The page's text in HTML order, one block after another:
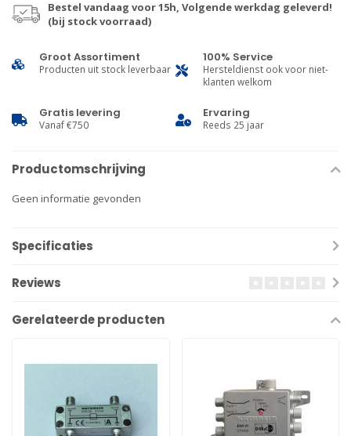
Bestel vandaag voor 15h, Volgende werkdag geleverd!
(bij stock voorraad)
Groot Assortiment
Producten uit stock leverbaar
100% Service
Hersteldienst ook voor niet-
klanten welkom
Gratis levering
Vanaf €750
Ervaring
Reeds 25 jaar
Productomschrijving
Geen informatie gevonden
Specificaties
Reviews
Gerelateerde producten